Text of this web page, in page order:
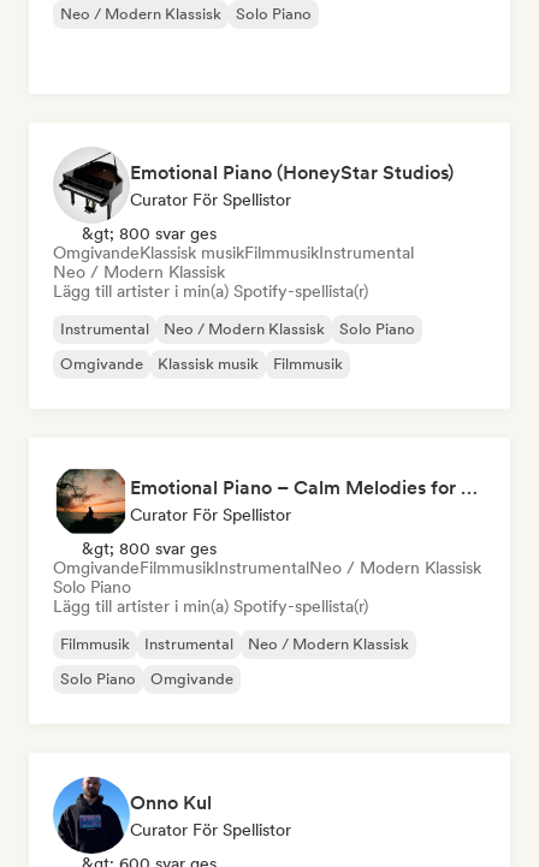
Neo / Modern Klassisk Solo Piano
Emotional Piano (HoneyStar Studios)
Curator För Spellistor
&gt; 800 svar ges
OmgivandeKlassisk musikFilmmusikInstrumental
Neo / Modern Klassisk
Lägg till artister i min(a) Spotify-spellista(r)
Instrumental Neo / Modern Klassisk
Solo Piano
Omgivande
Klassisk musik Filmmusik
Emotional Piano – Calm Melodies for Focus, Read & Study
Curator För Spellistor
&gt; 800 svar ges
OmgivandeFilmmusikInstrumentalNeo / Modern Klassisk
Solo Piano
Lägg till artister i min(a) Spotify-spellista(r)
Filmmusik Instrumental
Neo / Modern Klassisk
Solo Piano
Omgivande
Onno Kul
Curator För Spellistor